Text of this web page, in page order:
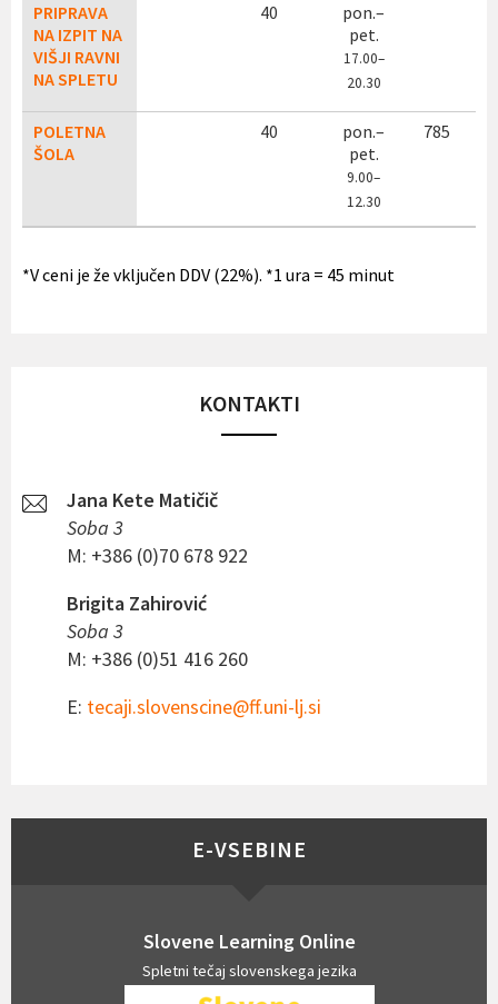
KONTAKTI
Jana Kete Matičič
Soba 3
M: +386 (0)70 678 922
Brigita Zahirović
Soba 3
M: +386 (0)51 416 260
E: tecaji.slovenscine@ff.uni-lj.si
E-VSEBINE
Slovene Learning Online
Spletni tečaj slovenskega jezika
PRIPRAVA
NA IZPIT NA
VIŠJI RAVNI
NA SPLETU
40
pon.–
pet.
17.00–
20.30
POLETNA
ŠOLA
40
pon.–
pet.
9.00–
12.30
785
*V ceni je že vključen DDV (22%). *1 ura = 45 minut